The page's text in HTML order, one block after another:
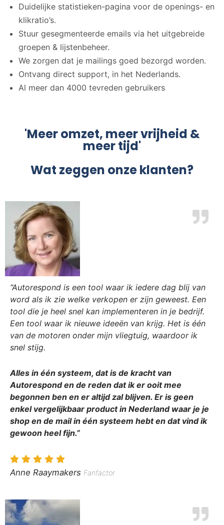
Duidelijke statistieken-pagina voor de openings- en
klikratio’s.
Stuur gesegmenteerde emails via het uitgebreide
groepen & lijstenbeheer.
We zorgen dat je mailings goed bezorgd worden.
Ontvang direct support, in het Nederlands.
Al meer dan 4000 tevreden gebruikers
'Meer omzet, meer vrijheid &
meer tijd'
Wat zeggen onze klanten?
“Autorespond is een tool waar ik iedere dag blij van
word als ik zie welke verkopen er zijn geweest. Een
tool die je heel snel kan implementeren in je bedrijf.
Een tool waar ik nieuwe ideeën van krijg. Het is één
van de motoren onder mijn vliegtuig, waardoor ik
snel stijg.
Alles in één systeem, dat is de kracht van
Autorespond en de reden dat ik er ooit mee
begonnen ben en er altijd zal blijven. Er is geen
enkel vergelijkbaar product in Nederland waar je je
shop en de mail in één systeem hebt en dat vind ik
gewoon heel fijn.”
Anne Raaymakers Fanfactor